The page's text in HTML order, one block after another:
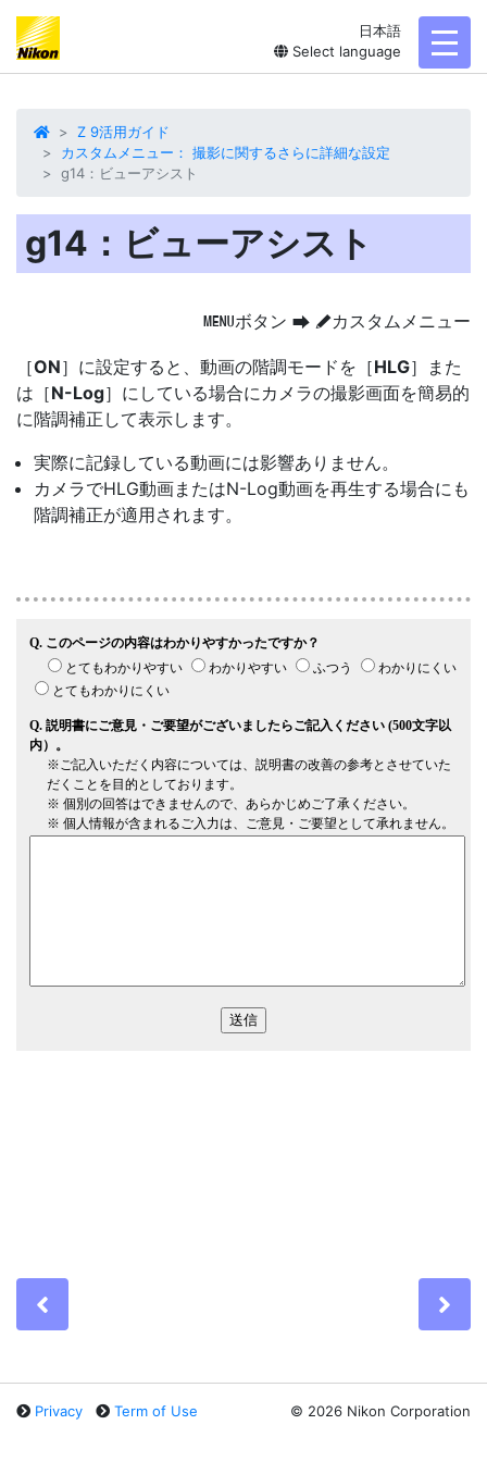
日本語
Select language
Z 9活用ガイド
カスタムメニュー： 撮影に関するさらに詳細な設定
g14：ビューアシスト
g14：ビューアシスト
Gボタン U Aカスタムメニュー
［ON］に設定すると、動画の階調モードを［HLG］また
は［N-Log］にしている場合にカメラの撮影画面を簡易的
に階調補正 して表示します。
実際に記録している動画には影響ありません。
カメラでHLG動画またはN-Log動画を再生する場合にも
階調補正が適用されます。
Privacy Term of Use © 2026 Nikon Corporation